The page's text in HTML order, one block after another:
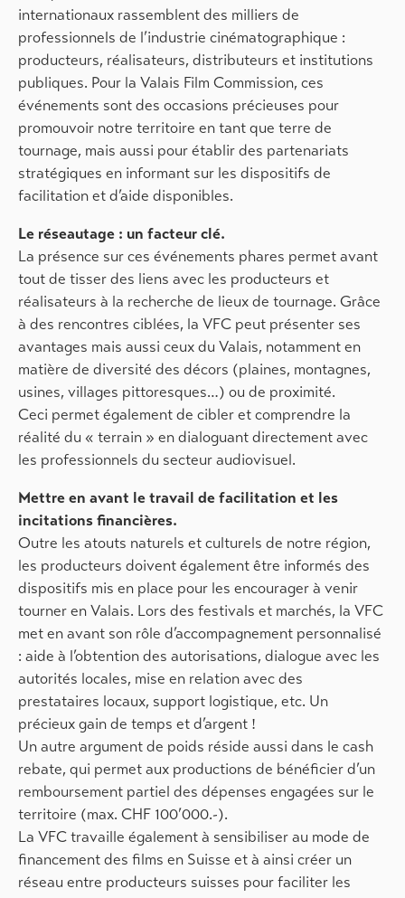
internationaux rassemblent des milliers de
professionnels de l’industrie cinématographique :
producteurs, réalisateurs, distributeurs et institutions
publiques. Pour la Valais Film Commission, ces
événements sont des occasions précieuses pour
promouvoir notre territoire en tant que terre de
tournage, mais aussi pour établir des partenariats
stratégiques en informant sur les dispositifs de
facilitation et d’aide disponibles.
Le réseautage : un facteur clé.
La présence sur ces événements phares permet avant
tout de tisser des liens avec les producteurs et
réalisateurs à la recherche de lieux de tournage. Grâce
à des rencontres ciblées, la VFC peut présenter ses
avantages mais aussi ceux du Valais, notamment en
matière de diversité des décors (plaines, montagnes,
usines, villages pittoresques…) ou de proximité.
Ceci permet également de cibler et comprendre la
réalité du « terrain » en dialoguant directement avec
les professionnels du secteur audiovisuel.
Mettre en avant le travail de facilitation et les
incitations financières.
Outre les atouts naturels et culturels de notre région,
les producteurs doivent également être informés des
dispositifs mis en place pour les encourager à venir
tourner en Valais. Lors des festivals et marchés, la VFC
met en avant son rôle d’accompagnement personnalisé
: aide à l’obtention des autorisations, dialogue avec les
autorités locales, mise en relation avec des
prestataires locaux, support logistique, etc. Un
précieux gain de temps et d’argent !
Un autre argument de poids réside aussi dans le cash
rebate, qui permet aux productions de bénéficier d’un
remboursement partiel des dépenses engagées sur le
territoire (max. CHF 100’000.-).
La VFC travaille également à sensibiliser au mode de
financement des films en Suisse et à ainsi créer un
réseau entre producteurs suisses pour faciliter les